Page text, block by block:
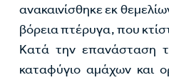
ανακαινίσθηκε εκ
βόρεια πτέρυγα, που
Κατά την επανάσταση
καταφύγιο αμάχων και